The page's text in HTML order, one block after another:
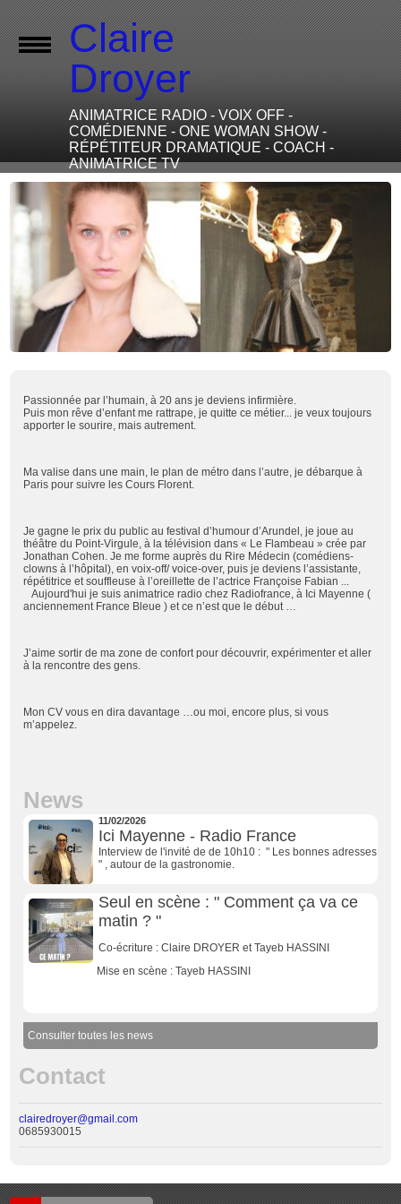
Claire
Droyer
ANIMATRICE RADIO - VOIX OFF -
COMÉDIENNE - ONE WOMAN SHOW -
RÉPÉTITEUR DRAMATIQUE - COACH -
ANIMATRICE TV
Passionnée par l’humain, à 20 ans je deviens infirmière.
Puis mon rêve d’enfant me rattrape, je quitte ce métier... je veux toujours
apporter le sourire, mais autrement.
Ma valise dans une main, le plan de métro dans l’autre, je débarque à
Paris pour suivre les Cours Florent.
Je gagne le prix du public au festival d’humour d’Arundel, je joue au
théâtre du Point-Virgule, à la télévision dans « Le Flambeau » crée par
Jonathan Cohen.Je me forme auprès du Rire Médecin (comédiens-
clowns à l’hôpital), en voix-off/ voice-over, puis je deviens l’assistante,
répétitrice et souffleuse à l’oreillette de l’actrice Françoise Fabian ...
Aujourd'hui je suis animatrice radio chez Radiofrance, à Ici Mayenne (
anciennement France Bleue ) et ce n’est que le début …
J’aime sortir de ma zone de confort pour découvrir, expérimenter et aller
à la rencontre des gens.
Mon CV vous en dira davantage …ou moi, encore plus, si vous
m’appelez.
News
11/02/2026
Ici Mayenne - Radio France
Interview de l'invité de de 10h10 : " Les bonnes adresses
" , autour de la gastronomie.
Seul en scène : " Comment ça va ce
matin ? "
Co-écriture : Claire DROYER et Tayeb HASSINI
Mise en scène : Tayeb HASSINI
Consulter toutes les news
Contact
clairedroyer@gmail.com
0685930015